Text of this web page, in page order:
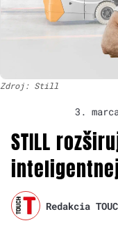
Zdroj: Still
3.
STILL
Redakcia